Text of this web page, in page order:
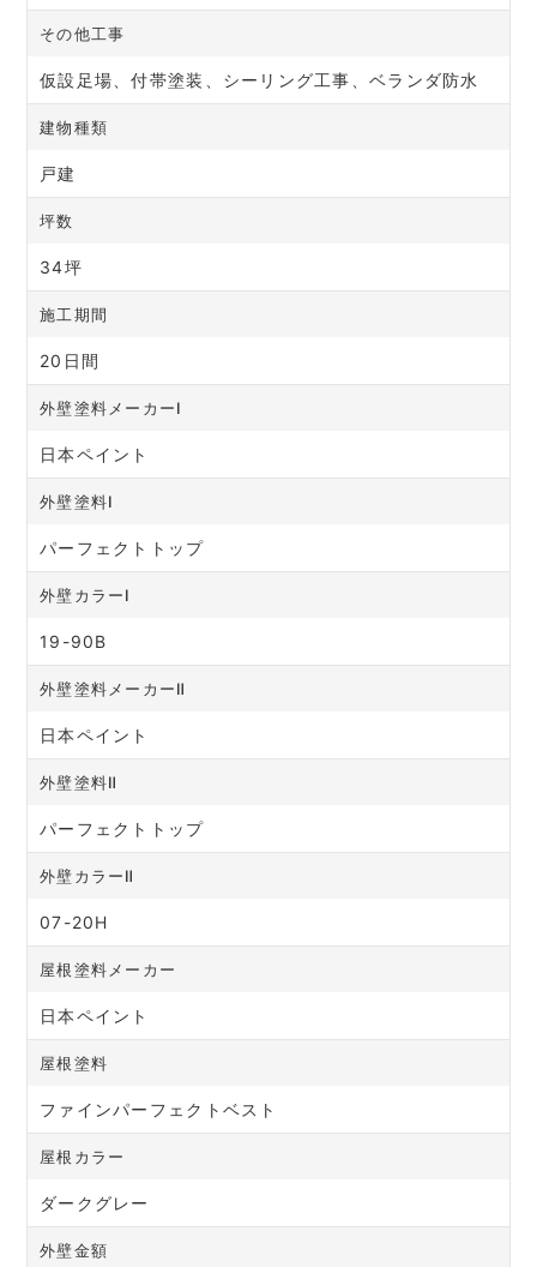
その他工事
仮設足場、付帯塗装、シーリング工事、ベランダ防水
建物種類
戸建
坪数
34坪
施工期間
20日間
外壁塗料メーカーⅠ
日本ペイント
外壁塗料Ⅰ
パーフェクトトップ
外壁カラーⅠ
19-90B
外壁塗料メーカーⅡ
日本ペイント
外壁塗料Ⅱ
パーフェクトトップ
外壁カラーⅡ
07-20H
屋根塗料メーカー
日本ペイント
屋根塗料
ファインパーフェクトベスト
屋根カラー
ダークグレー
外壁金額